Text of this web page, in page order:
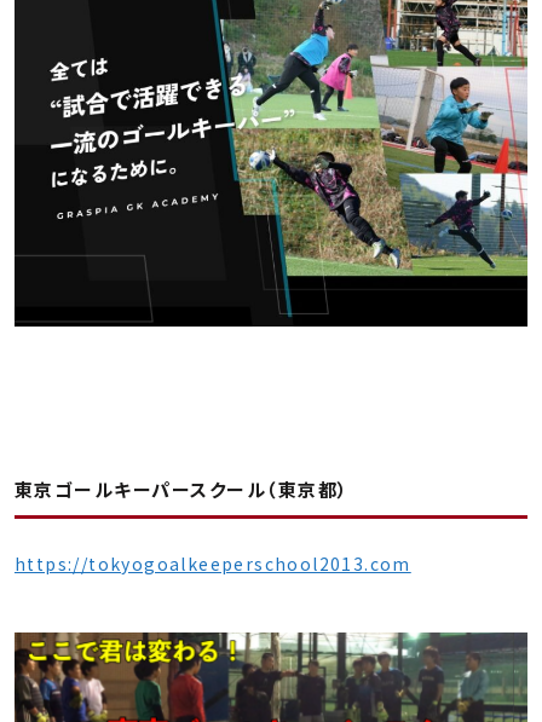
東京ゴールキーパースクール（東京都）
https://tokyogoalkeeperschool2013.com